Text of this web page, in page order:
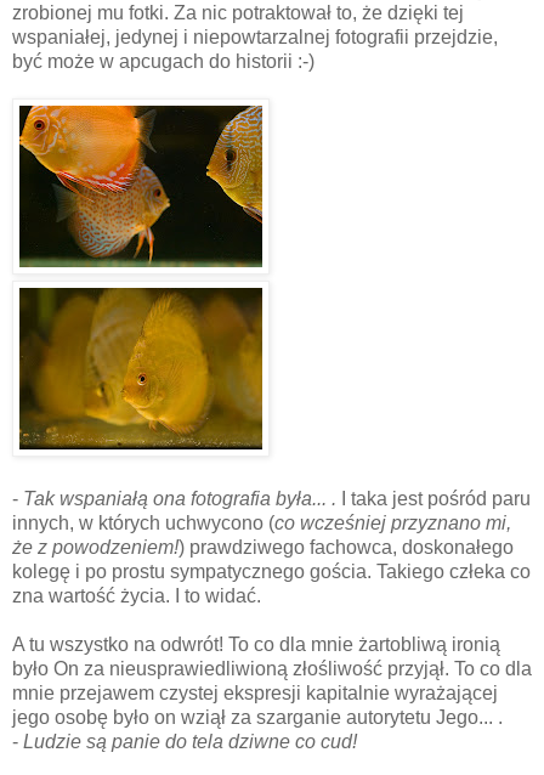
zrobionej mu fotki. Za nic potraktował to, że dzięki tej
wspaniałej, jedynej i niepowtarzalnej fotografii przejdzie,
być może w apcugach do historii :-)
- Tak wspaniałą ona fotografia była... . I taka jest pośród paru
innych, w których uchwycono (co wcześniej przyznano mi,
że z powodzeniem!) prawdziwego fachowca, doskonałego
kolegę i po prostu sympatycznego gościa. Takiego człeka co
zna wartość życia. I to widać.
A tu wszystko na odwrót! To co dla mnie żartobliwą ironią
było On za nieusprawiedliwioną złośliwość przyjął. To co dla
mnie przejawem czystej ekspresji kapitalnie wyrażającej
jego osobę było on wziął za szarganie autorytetu Jego... .
- Ludzie są panie do tela dziwne co cud!